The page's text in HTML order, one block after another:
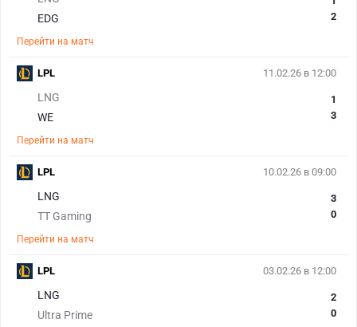
EDG
2
Перейти на матч
11.02.26 в 12:00
LNG
WE
1
3
Перейти на матч
LPL
10.02.26 в 09:00
LNG
TT Gaming
3
0
Перейти на матч
LPL
03.02.26 в 12:00
LNG
Ultra Prime
2
0
LPL